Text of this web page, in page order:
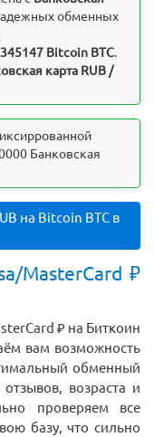
обменных
Bitcoin BTC.
карта RUB /
Банковская
на Bitcoin BTC в
MasterCard ₽
₽ на Биткоин
вам возможность
обменный
возраста и
проверяем все
базу, что сильно